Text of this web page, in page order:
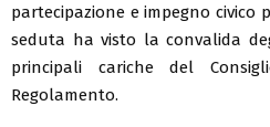
partecipazione e impegno civico
seduta ha visto la convalida
principali cariche del
Regolamento.